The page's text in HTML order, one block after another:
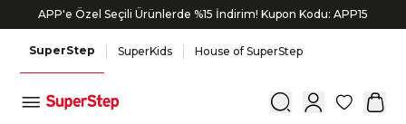
APP'e Özel Seçili Ürünlerde %15 İndirim! Kupon Kodu: APP15
SuperStep SuperKids House of SuperStep
0